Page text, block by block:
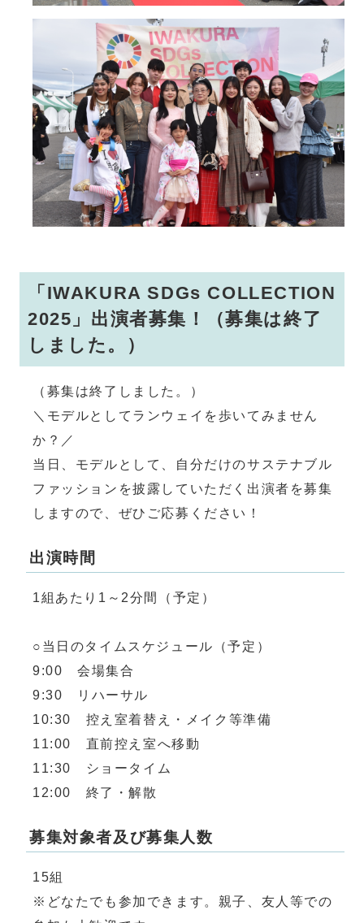
「IWAKURA SDGs COLLECTION
2025」出演者募集！（募集は終了
しました。）
（募集は終了しました。）
＼モデルとしてランウェイを歩いてみません
か？／
当日、モデルとして、自分だけのサステナブル
ファッションを披露していただく出演者を募集
しますので、ぜひご応募ください！
出演時間
1組あたり1～2分間（予定）
○当日のタイムスケジュール（予定）
9:00 会場集合
9:30 リハーサル
10:30 控え室着替え・メイク等準備
11:00 直前控え室へ移動
11:30 ショータイム
12:00 終了・解散
募集対象者及び募集人数
15組
※どなたでも参加できます。親子、友人等での